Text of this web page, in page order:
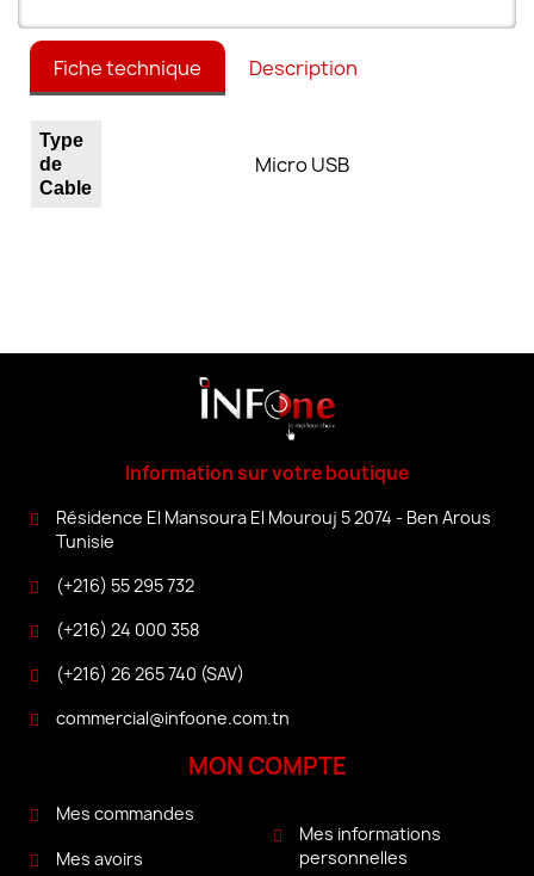
Fiche technique Description
Type
de
Cable
Micro USB
Information sur votre boutique
Résidence El Mansoura El Mourouj 5 2074 - Ben Arous
Tunisie
(+216) 55 295 732
(+216) 24 000 358
(+216) 26 265 740 (SAV)
commercial@infoone.com.tn
MON COMPTE
Mes commandes
Mes avoirs
Mes informations
personnelles